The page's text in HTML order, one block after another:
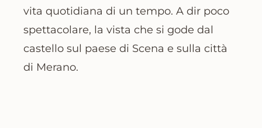
vita quotidiana di un tempo. A dir poco
spettacolare, la vista che si gode dal
castello sul paese di Scena e sulla città
di Merano.